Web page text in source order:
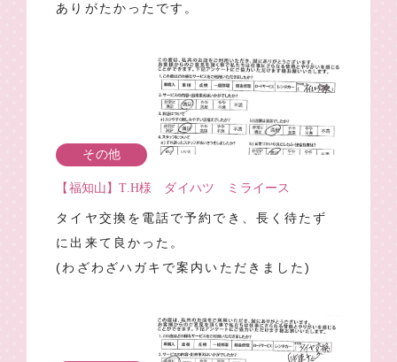
ありがたかったです。
その他
【福知山】T.H様 ダイハツ ミライース
タイヤ交換を電話で予約でき、長く待たず
に出来て良かった。
(わざわざハガキで案内いただきました)